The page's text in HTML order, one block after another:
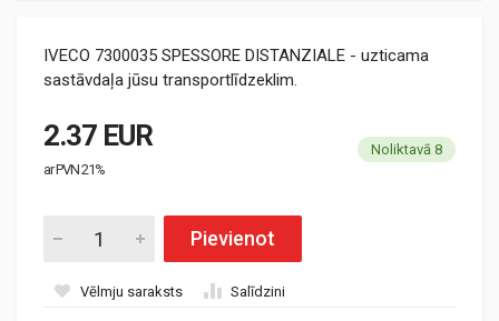
IVECO 7300035 SPESSORE DISTANZIALE - uzticama
sastāvdaļa jūsu transportlīdzeklim.
2.37 EUR
ar PVN 21%
Noliktavā 8
Pievienot
Vēlmju saraksts Salīdzini